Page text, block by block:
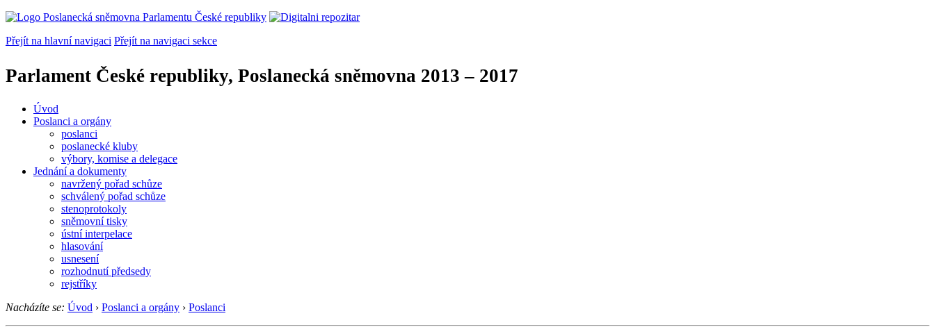
Přejít na hlavní navigaci Přejít na navigaci sekce
Parlament České republiky, Poslanecká sněmovna 2013 – 2017
Úvod
Poslanci a orgány
poslanci
poslanecké kluby
výbory, komise a delegace
Jednání a dokumenty
navržený pořad schůze
schválený pořad schůze
stenoprotokoly
sněmovní tisky
ústní interpelace
hlasování
usnesení
rozhodnutí předsedy
rejstříky
Nacházíte se: Úvod › Poslanci a orgány › Poslanci